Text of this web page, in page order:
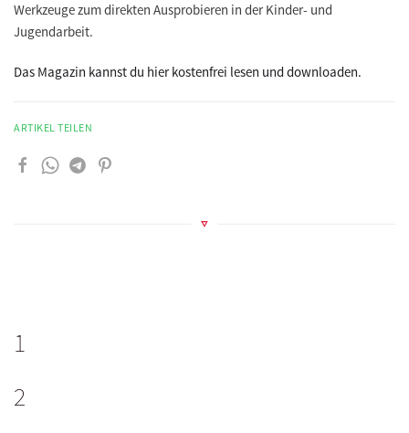
Werkzeuge zum direkten Ausprobieren in der Kinder- und
Jugendarbeit.
Das Magazin kannst du hier kostenfrei lesen und downloaden.
ARTIKEL TEILEN
1
2